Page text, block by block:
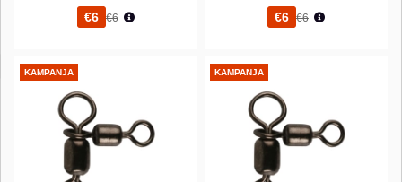
€6 Normaali hinta
€6 €6 Normaali hinta
€6
KAMPANJA KAMPANJA